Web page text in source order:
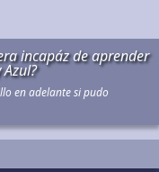
incapáz de aprender
en adelante si pudo